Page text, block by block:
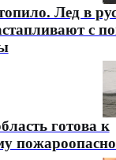
Лед в
с
готова к